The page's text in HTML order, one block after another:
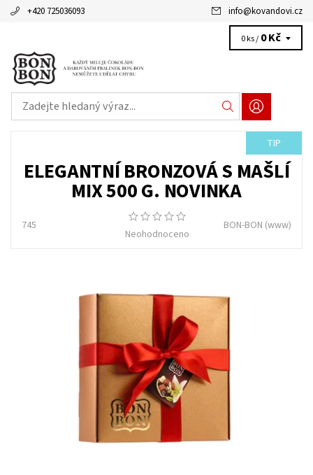
+420 725036093 info@kovandovi.cz
0 ks / 0 Kč
TIP
ELEGANTNÍ BRONZOVÁ S MAŠLÍ
MIX 500 G. NOVINKA
745
Neohodnoceno
BON-BON (www)